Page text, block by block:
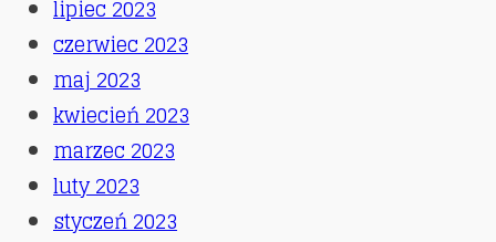
lipiec 2023
czerwiec 2023
maj 2023
kwiecień 2023
marzec 2023
luty 2023
styczeń 2023